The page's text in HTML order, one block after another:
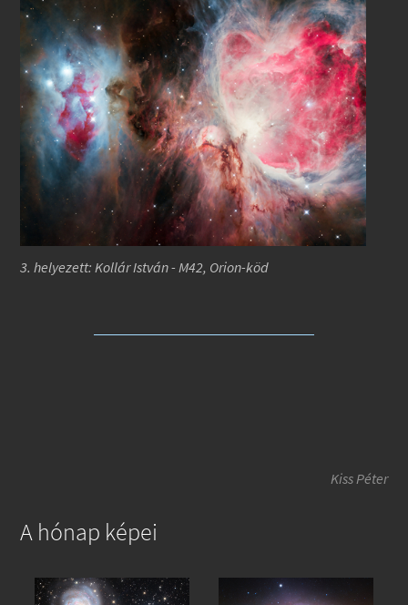
3. helyezett: Kollár István - M42, Orion-köd
Kiss Péter
A hónap képei